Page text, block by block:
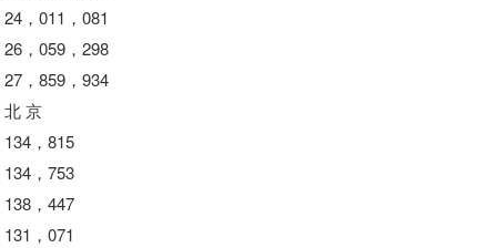
24，011，081
26，059，298
27，859，934
北 京
134，815
134，753
138，447
131，071